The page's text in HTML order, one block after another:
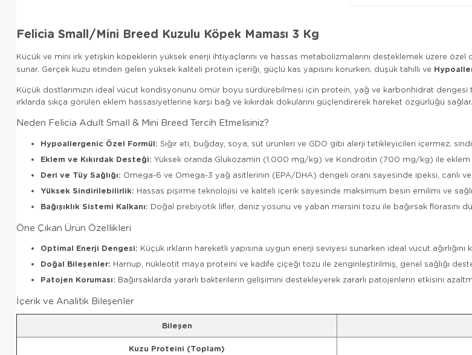
Felicia Small/Mini Breed Kuzulu Köpek Maması 3 Kg
Küçük ve mini ırk yetişkin köpeklerin yüksek enerji ihtiyaçlarını ve hassas metabolizmalarını desteklemek üzere özel
sunar. Gerçek kuzu etinden gelen yüksek kaliteli protein içeriği, güçlü kas yapısını korurken; düşük tahıllı ve
Küçük dostlarımızın ideal vücut kondisyonunu ömür boyu sürdürebilmesi için protein, yağ ve karbonhidrat dengesi
ırklarda sıkça görülen eklem hassasiyetlerine karşı bağ ve kıkırdak dokularını güçlendirerek hareket özgürlüğü sağlar.
Neden Felicia Adult Small & Mini Breed Tercih Etmelisiniz?
Hypoallergenic Özel Formül: Sığır eti, buğday, soya, süt ürünleri ve GDO gibi alerji tetikleyicileri içermez;
Eklem ve Kıkırdak Desteği: Yüksek oranda Glukozamin (1.000 mg/kg) ve Kondroitin (700 mg/kg) ile eklem
Deri ve Tüy Sağlığı: Omega-6 ve Omega-3 yağ asitlerinin (EPA/DHA) dengeli oranı sayesinde ipeksi, canlı
Yüksek Sindirilebilirlik: Hassas pişirme teknolojisi ve kaliteli içerik sayesinde maksimum besin emilimi ve
Bağışıklık Sistemi Kalkanı: Doğal prebiyotik lifler, deniz yosunu ve yaban mersini tozu ile bağırsak florasını
Öne Çıkan Ürün Özellikleri
Optimal Enerji Dengesi: Küçük ırkların hareketli yapısına uygun enerji seviyesi sunarken ideal vücut ağırlığını
Doğal Bileşenler: Harnup, nükleotit maya proteini ve kadife çiçeği tozu ile zenginleştirilmiş, genel sağlığı
Patojen Koruması: Bağırsaklarda yararlı bakterilerin gelişimini destekleyerek zararlı patojenlerin etkisini
İçerik ve Analitik Bileşenler
Bileşen
Kuzu Proteini (Toplam)